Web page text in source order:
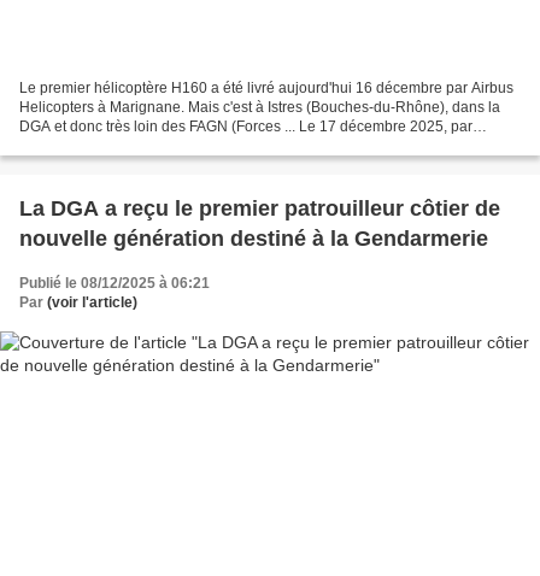
Le premier hélicoptère H160 a été livré aujourd'hui 16 décembre par Airbus
Helicopters à Marignane. Mais c'est à Istres (Bouches-du-Rhône), dans la
DGA et donc très loin des FAGN (Forces ... Le 17 décembre 2025, par
La DGA a reçu le premier patrouilleur côtier de
nouvelle génération destiné à la Gendarmerie
Publié le 08/12/2025 à 06:21
Par (voir l'article)